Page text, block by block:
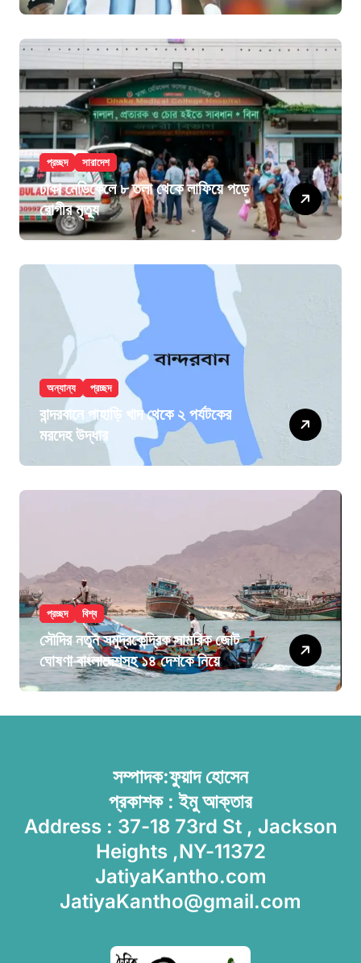
প্রচ্ছদ সারাদেশ
ঢাকা মেডিকেলে ৮ তলা থেকে লাফিয়ে পড়ে
রোগীর মৃত্যু
অন্যান্য প্রচ্ছদ
বান্দরবানে পাহাড়ি খাদ থেকে ২ পর্যটকের
মরদেহ উদ্ধার
প্রচ্ছদ বিশ্ব
সৌদির নতুন সমুদ্রকেন্দ্রিক সামরিক জোট
ঘোষণা বাংলাদেশসহ ১৪ দেশকে নিয়ে
সম্পাদক:ফুয়াদ হোসেন
প্রকাশক : ইমু আক্তার
Address : 37-18 73rd St , Jackson
Heights ,NY-11372
JatiyaKantho.com
JatiyaKantho@gmail.com